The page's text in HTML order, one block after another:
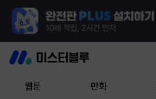
웹툰 만화